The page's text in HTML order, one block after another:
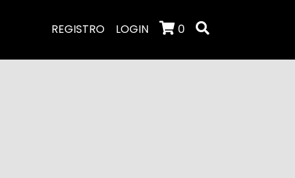
REGISTRO LOGIN 0